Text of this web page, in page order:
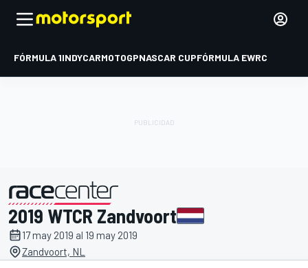
FÓRMULA 1INDYCARMOTOGPNASCAR CUPFÓRMULA EWRC
presentado por
2019 WTCR Zandvoort
17 may 2019 al 19 may 2019
Zandvoort, NL